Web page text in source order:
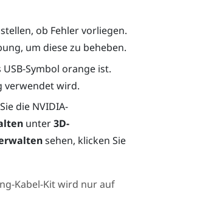
ob Fehler vorliegen.
um diese zu beheben.
USB-Symbol orange ist.
verwendet wird.
die NVIDIA-
unter3D-
sehen, klicken Sie
Kabel-Kitwird nur auf